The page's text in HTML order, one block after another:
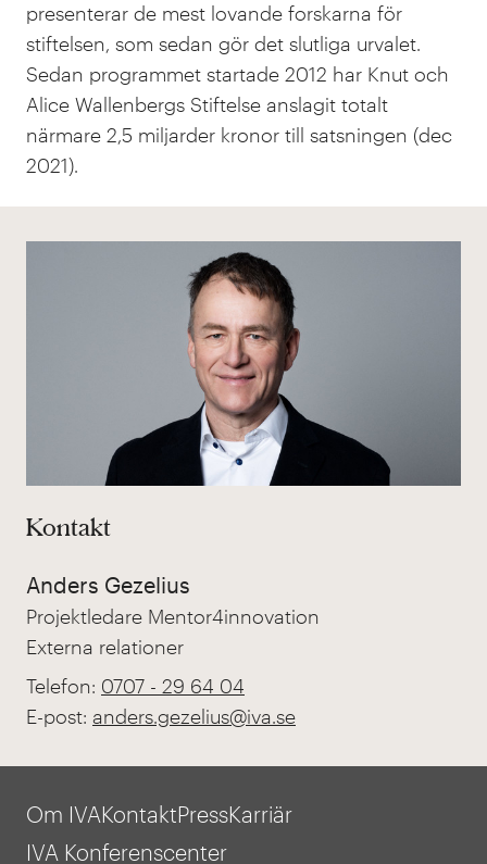
presenterar de mest lovande forskarna för
stiftelsen, som sedan gör det slutliga urvalet.
Sedan programmet startade 2012 har Knut och
Alice Wallenbergs Stiftelse anslagit totalt
närmare 2,5 miljarder kronor till satsningen (dec
2021).
Kontakt
Anders Gezelius
Projektledare Mentor4innovation
Externa relationer
Telefon: 0707 - 29 64 04
E-post: anders.gezelius@iva.se
Om IVAKontaktPressKarriär
IVA Konferenscenter